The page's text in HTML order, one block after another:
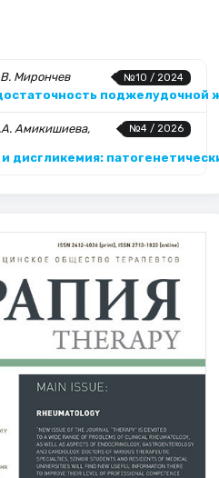
№10 / 2024
Мирончев
поджелудочной
№4 / 2026
Амикишиева,
дисгликемия: